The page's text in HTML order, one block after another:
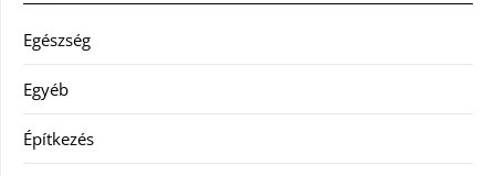
Egészség
Egyéb
Építkezés